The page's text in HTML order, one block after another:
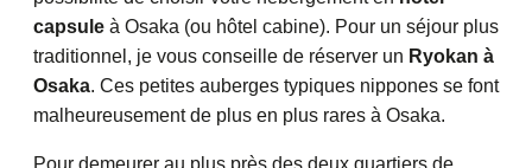
capsule à Osaka (ou hôtel cabine). Pour un séjour plus
traditionnel, je vous conseille de réserver un Ryokan à
Osaka. Ces petites auberges typiques nippones se font
malheureusement de plus en plus rares à Osaka.